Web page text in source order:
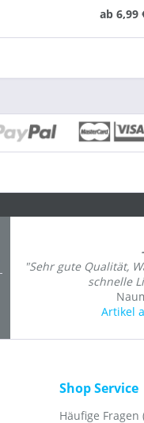
ab 6,99
-
"Sehr gute Qualität,
schnelle
Artikel
Shop Service
Häufige Fragen